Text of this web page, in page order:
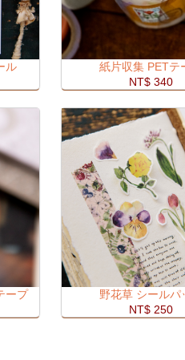
ル
紙片収集 PETテ
NT$ 340
ープ
野花草 シールパ
NT$ 250